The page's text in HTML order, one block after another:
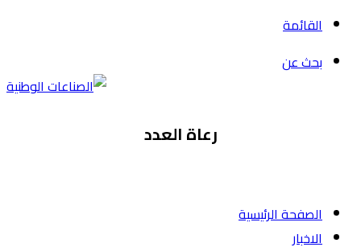
القائمة
بحث عن
رعاة العدد
الصفحة الرئيسية
الاخبار